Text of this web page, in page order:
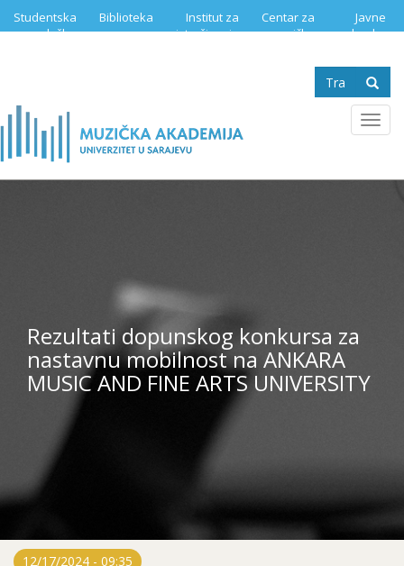
Studentska
služba
Biblioteka
Institut za
istraživanje
Centar za
muzičku
Javne
nabavke
Search
form
Rezultati dopunskog konkursa za
nastavnu mobilnost na ANKARA
MUSIC AND FINE ARTS UNIVERSITY
12/17/2024 - 09:35